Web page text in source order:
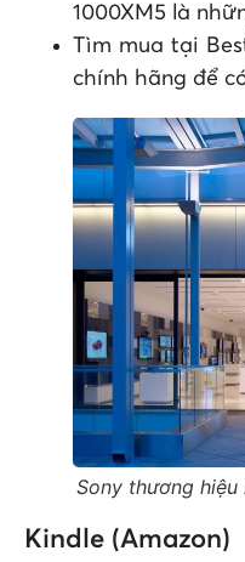
1000XM5 là
Tìm mua tại
chính hãng để
Sony thương
Kindle (Amazon)